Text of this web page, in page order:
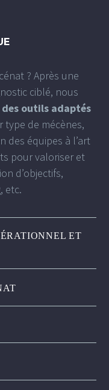
? Après une
ciblé, nous
outils adaptés
type de mécènes,
des équipes à l’art
pour valoriser et
d’objectifs,
etc.
ET